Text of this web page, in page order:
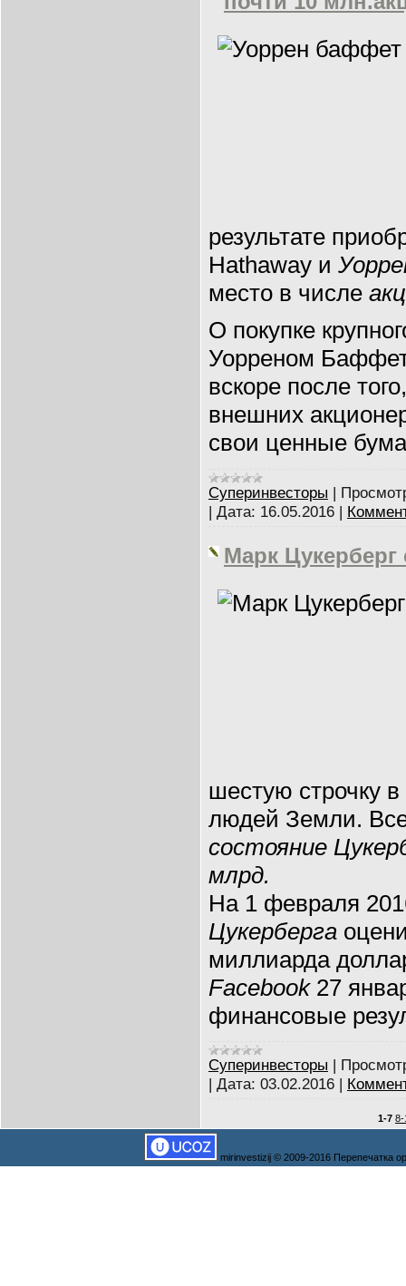
результате
Hathaway и
место в числе
О покупке
Уорреном
вскоре после
внешних
свои ценные
Суперинвесторы |
| Дата: 16.05.2016 |
Марк Цукерберг
шестую строчку
людей Земли.
состояние
млрд.
На 1 февраля
Цукерберга
миллиарда
Facebook27
финансовые
Суперинвесторы |
| Дата: 03.02.2016 |
1-7 8-
mirinvestizij © 2009-2016 Перепечатка